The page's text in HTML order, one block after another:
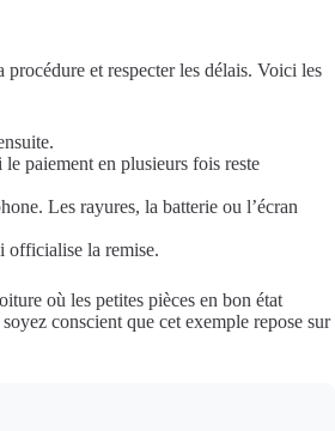
et respecter les délais. Voici les
paiement en plusieurs fois reste
Les rayures, la batterie ou l’écran
officialise la remise.
où les petites pièces en bon état
soyez conscient que cet exemple repose sur